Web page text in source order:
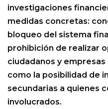
investigaciones
medidas concretas:
bloqueo del sistema
prohibición de realizar
ciudadanos y empresas
como la posibilidad de
secundarias a quienes
involucrados.